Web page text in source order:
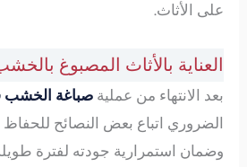
على الأثاث.
العناية بالأثاث المصبوغ
بعد الانتهاء من عملية صباغة الخشب
الضروري اتباع بعض النصائح للحفاظ
وضمان استمرارية جودته لفترة